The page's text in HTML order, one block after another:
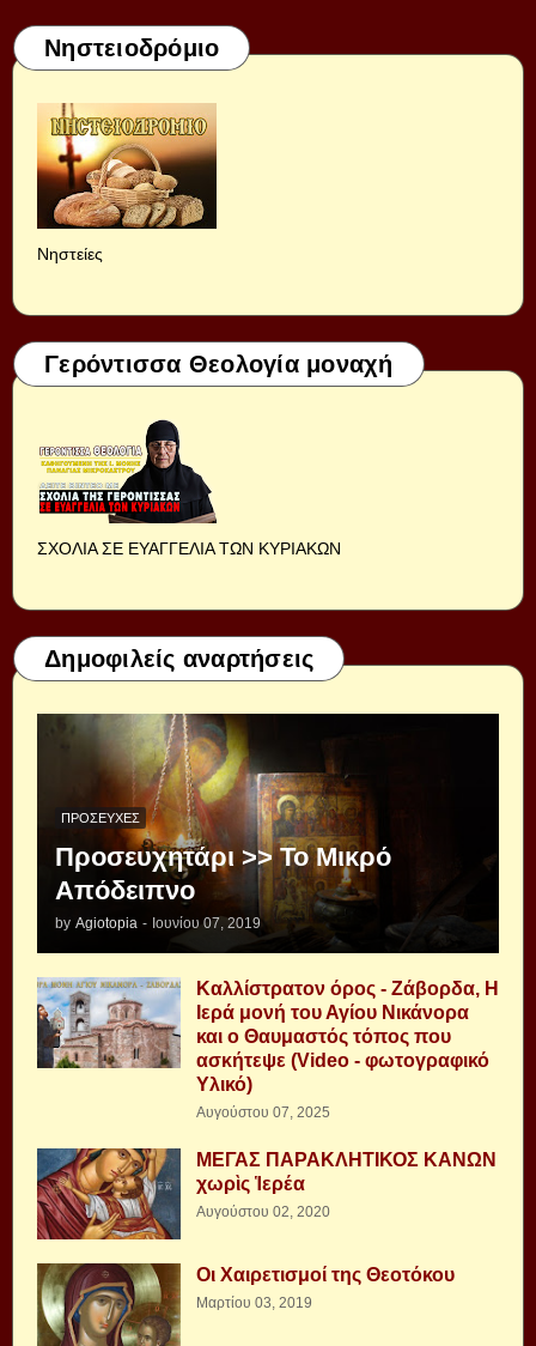
Νηστειοδρόμιο
Νηστείες
Γερόντισσα Θεολογία μοναχή
ΣΧΟΛΙΑ ΣΕ ΕΥΑΓΓΕΛΙΑ ΤΩΝ ΚΥΡΙΑΚΩΝ
Δημοφιλείς αναρτήσεις
ΠΡΟΣΕΥΧΈΣ
Προσευχητάρι >> Το Μικρό
Απόδειπνο
by Agiotopia - Ιουνίου 07, 2019
Καλλίστρατον όρος - Ζάβορδα, Η
Ιερά μονή του Αγίου Νικάνορα
και ο Θαυμαστός τόπος που
ασκήτεψε (Video - φωτογραφικό
Υλικό)
Αυγούστου 07, 2025
ΜΕΓΑΣ ΠΑΡΑΚΛΗΤΙΚΟΣ ΚΑΝΩΝ
χωρὶς Ἱερέα
Αυγούστου 02, 2020
Οι Χαιρετισμοί της Θεοτόκου
Μαρτίου 03, 2019